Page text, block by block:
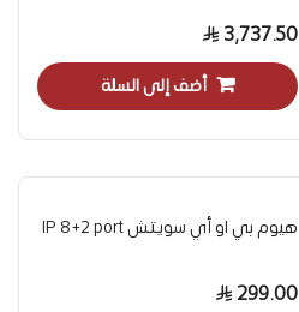
3,737.50
أضف إلى السلة
هيوم بي او أي سويتش IP 8+2 port
299.00